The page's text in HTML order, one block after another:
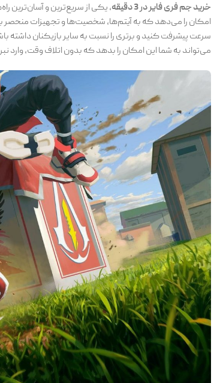
خرید جم فری فایر در 3 دقیقه
، یکی از سریع‌ترین و آسان‌ترین
امکان را می‌دهد که به آیتم‌ها، شخصیت‌ها و تجهیزات منحصر
سرعت پیشرفت کنید و برتری را نسبت به سایر بازیکنان داشته
می‌تواند به شما این امکان را بدهد که بدون اتلاف وقت، وارد